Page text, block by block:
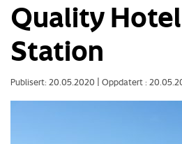
Quality
Station
Publisert: 20.05.2020 Oppdatert :